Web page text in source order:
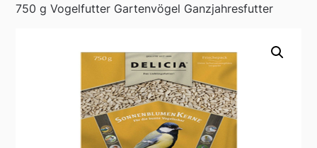
750 g Vogelfutter Gartenvögel Ganzjahresfutter